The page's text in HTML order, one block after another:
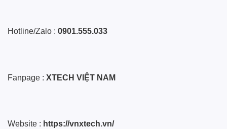
Hotline/Zalo : 0901.555.033
Fanpage : XTECH VIỆT NAM
Website : https://vnxtech.vn/